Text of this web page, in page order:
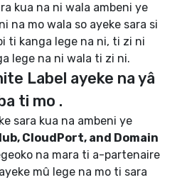
kua na ni wala ambeni ye
na mo wala so ayeke sara si
ti kanga lege na ni, ti zi ni
lege na ni wala ti zi ni.
Label ayeke na yâ
ti mo .
sara kua na ambeni ye
CloudPort, and Domain
na mara ti a-partenaire
mû lege na mo ti sara